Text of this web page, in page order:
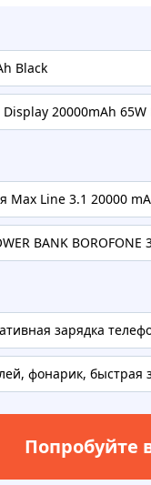
Black
20000mAh 65W
Max Line 3.1 20000
BANK BOROFONE
зарядка
фонарик, быстрая
Попробуйте